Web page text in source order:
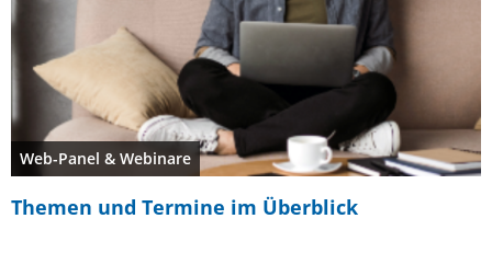
Web-Panel & Webinare
Themen und Termine im Überblick